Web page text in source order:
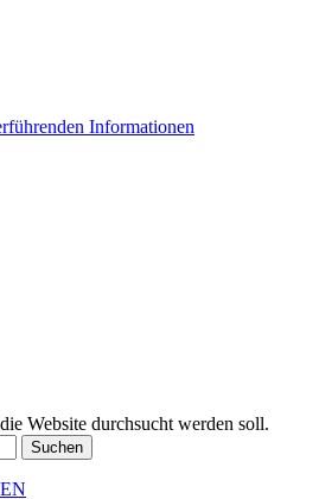
Informationen
Website durchsucht werden soll.
Suchen